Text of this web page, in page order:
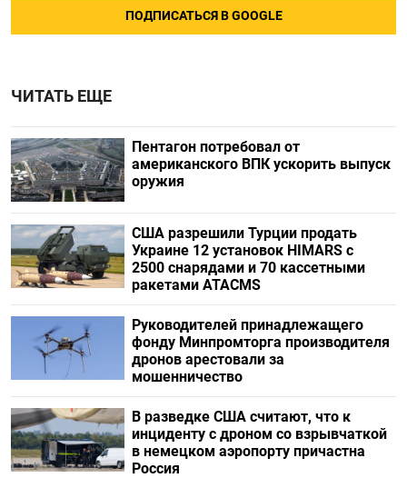
ПОДПИСАТЬСЯ В GOOGLE
ЧИТАТЬ ЕЩЕ
Пентагон потребовал от
американского ВПК ускорить выпуск
оружия
США разрешили Турции продать
Украине 12 установок HIMARS с
2500 снарядами и 70 кассетными
ракетами ATACMS
Руководителей принадлежащего
фонду Минпромторга производителя
дронов арестовали за
мошенничество
В разведке США считают, что к
инциденту с дроном со взрывчаткой
в немецком аэропорту причастна
Россия